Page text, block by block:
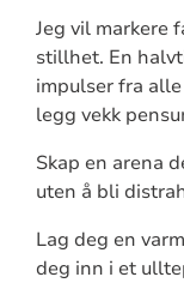
Jeg vil markere
stillhet. En
impulser fra
legg vekk
Skap en arena
uten å bli
Lag deg en
deg inn i et